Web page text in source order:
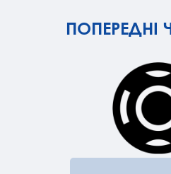
ПОПЕРЕДНІ